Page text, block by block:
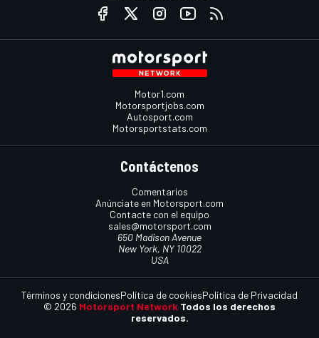
Motor1.com
Motorsportjobs.com
Autosport.com
Motorsportstats.com
Contáctenos
Comentarios
Anúnciate en Motorsport.com
Contacte con el equipo
sales@motorsport.com
650 Madison Avenue
New York, NY 10022
USA
© 2026 Motorsport Network Todos los derechos
reservados.
Términos y condicionesPolítica de cookiesPolítica de Privacidad